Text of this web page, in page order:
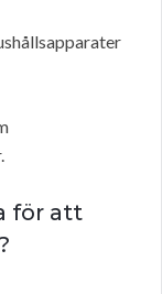
för att